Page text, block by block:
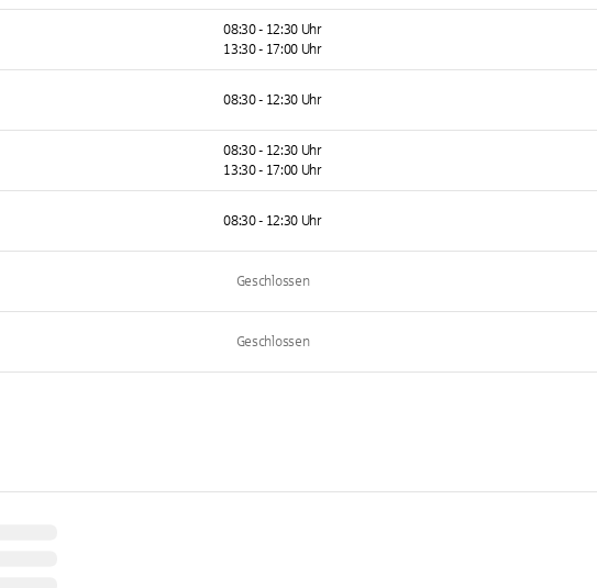
08:30 - 12:30 Uhr
13:30 - 17:00 Uhr
08:30 - 12:30 Uhr
08:30 - 12:30 Uhr
13:30 - 17:00 Uhr
08:30 - 12:30 Uhr
Geschlossen
Geschlossen